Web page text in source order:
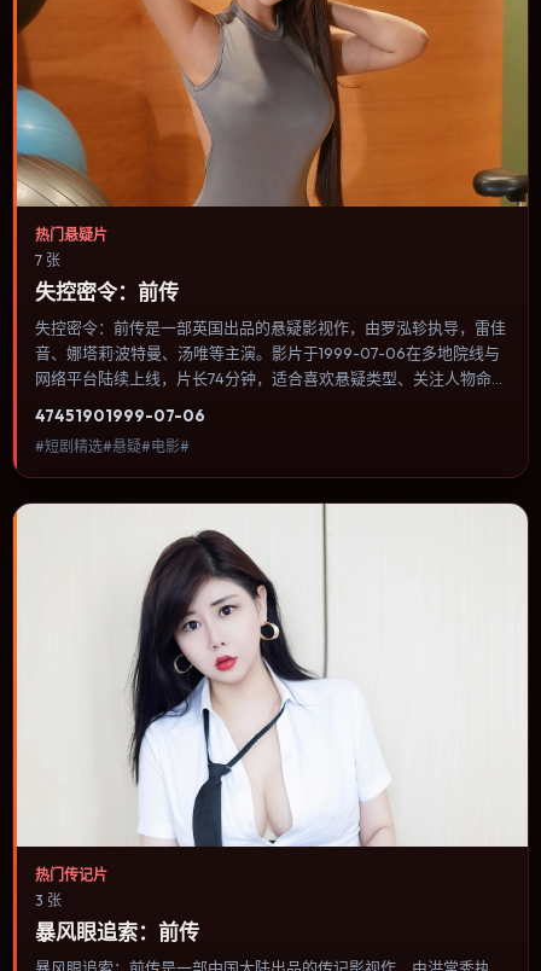
热门悬疑片
7 张
失控密令：前传
失控密令：前传是一部英国出品的悬疑影视作，由罗泓轸执导，雷佳
音、娜塔莉·波特曼、汤唯等主演。影片于1999-07-06在多地院线与
网络平台陆续上线，片长74分钟，适合喜欢悬疑类型、关注人物命运
与视听语言统一，可作为休闲观影或类型片补片的选择。
47451901999-07-06
#短剧精选#悬疑#电影#
热门传记片
3 张
暴风眼追索：前传
暴风眼追索：前传是一部中国大陆出品的传记影视作，由洪常秀执